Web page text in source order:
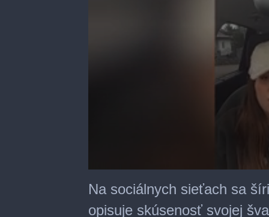
seconds
of
minute,
Na sociálnych sieťach sa
opisuje skúsenosť svojej